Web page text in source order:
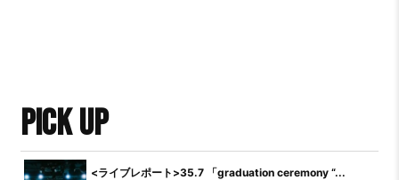
PICK UP
<ライブレポート>35.7 「graduation ceremony “...